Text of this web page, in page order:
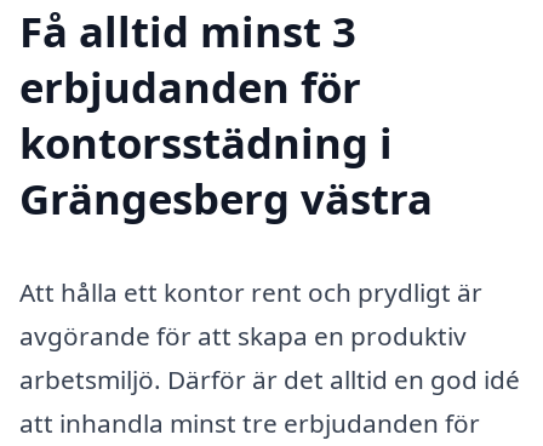
Få alltid minst 3
erbjudanden för
kontorsstädning i
Grängesberg västra
Att hålla ett kontor rent och prydligt är
avgörande för att skapa en produktiv
arbetsmiljö. Därför är det alltid en god idé
att inhandla minst tre erbjudanden för